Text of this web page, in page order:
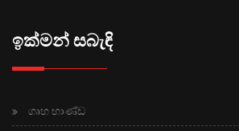
ඉක්මන් සබැඳි
ගෘහ භාණ්ඩ